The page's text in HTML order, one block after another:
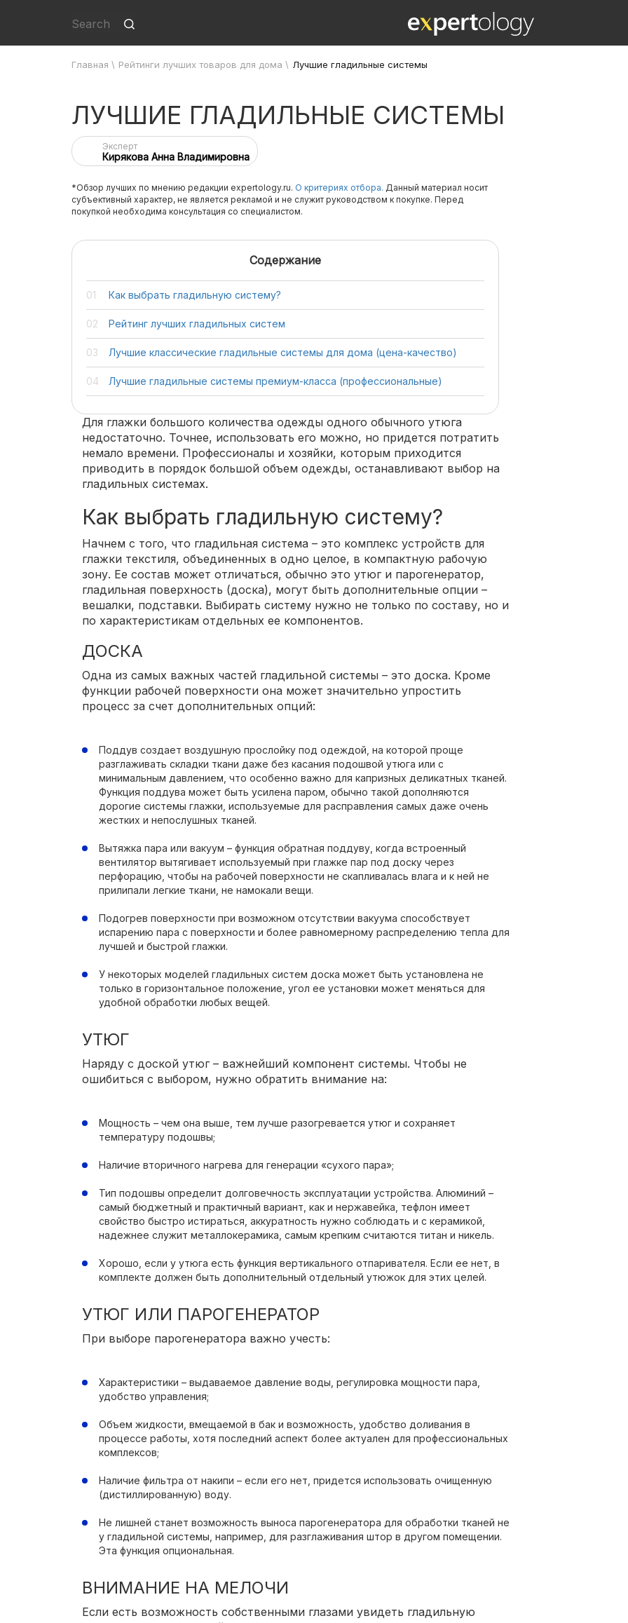
Главная \ Рейтинги лучших товаров для дома \ Лучшие гладильные системы
ЛУЧШИЕ ГЛАДИЛЬНЫЕ СИСТЕМЫ
Эксперт
Кирякова Анна Владимировна
*Обзор лучших по мнению редакции expertology.ru. О критериях отбора. Данный материал носит
субъективный характер, не является рекламой и не служит руководством к покупке. Перед
покупкой необходима консультация со специалистом.
Содержание
Как выбрать гладильную систему?
Рейтинг лучших гладильных систем
Лучшие классические гладильные системы для дома (цена-качество)
Лучшие гладильные системы премиум-класса (профессиональные)
Для глажки большого количества одежды одного обычного утюга
недостаточно. Точнее, использовать его можно, но придется потратить
немало времени. Профессионалы и хозяйки, которым приходится
приводить в порядок большой объем одежды, останавливают выбор на
гладильных системах.
Как выбрать гладильную систему?
Начнем с того, что гладильная система – это комплекс устройств для
глажки текстиля, объединенных в одно целое, в компактную рабочую
зону. Ее состав может отличаться, обычно это утюг и парогенератор,
гладильная поверхность (доска), могут быть дополнительные опции –
вешалки, подставки. Выбирать систему нужно не только по составу, но и
по характеристикам отдельных ее компонентов.
ДОСКА
Одна из самых важных частей гладильной системы – это доска. Кроме
функции рабочей поверхности она может значительно упростить
процесс за счет дополнительных опций:
Поддув создает воздушную прослойку под одеждой, на которой проще
разглаживать складки ткани даже без касания подошвой утюга или с
минимальным давлением, что особенно важно для капризных деликатных тканей.
Функция поддува может быть усилена паром, обычно такой дополняются
дорогие системы глажки, используемые для расправления самых даже очень
жестких и непослушных тканей.
Вытяжка пара или вакуум – функция обратная поддуву, когда встроенный
вентилятор вытягивает используемый при глажке пар под доску через
перфорацию, чтобы на рабочей поверхности не скапливалась влага и к ней не
прилипали легкие ткани, не намокали вещи.
Подогрев поверхности при возможном отсутствии вакуума способствует
испарению пара с поверхности и более равномерному распределению тепла для
лучшей и быстрой глажки.
У некоторых моделей гладильных систем доска может быть установлена не
только в горизонтальное положение, угол ее установки может меняться для
удобной обработки любых вещей.
УТЮГ
Наряду с доской утюг – важнейший компонент системы. Чтобы не
ошибиться с выбором, нужно обратить внимание на:
Мощность – чем она выше, тем лучше разогревается утюг и сохраняет
температуру подошвы;
Наличие вторичного нагрева для генерации «сухого пара»;
Тип подошвы определит долговечность эксплуатации устройства. Алюминий –
самый бюджетный и практичный вариант, как и нержавейка, тефлон имеет
свойство быстро истираться, аккуратность нужно соблюдать и с керамикой,
надежнее служит металлокерамика, самым крепким считаются титан и никель.
Хорошо, если у утюга есть функция вертикального отпаривателя. Если ее нет, в
комплекте должен быть дополнительный отдельный утюжок для этих целей.
УТЮГ ИЛИ ПАРОГЕНЕРАТОР
При выборе парогенератора важно учесть:
Характеристики – выдаваемое давление воды, регулировка мощности пара,
удобство управления;
Объем жидкости, вмещаемой в бак и возможность, удобство доливания в
процессе работы, хотя последний аспект более актуален для профессиональных
комплексов;
Наличие фильтра от накипи – если его нет, придется использовать очищенную
(дистиллированную) воду.
Не лишней станет возможность выноса парогенератора для обработки тканей не
у гладильной системы, например, для разглаживания штор в другом помещении.
Эта функция опциональная.
ВНИМАНИЕ НА МЕЛОЧИ
Если есть возможность собственными глазами увидеть гладильную